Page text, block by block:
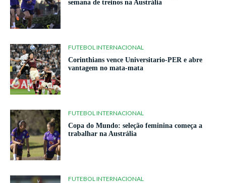
semana de treinos na Austrália
FUTEBOL INTERNACIONAL
Corinthians vence Universitario-PER e abre
vantagem no mata-mata
FUTEBOL INTERNACIONAL
Copa do Mundo: seleção feminina começa a
trabalhar na Austrália
FUTEBOL INTERNACIONAL